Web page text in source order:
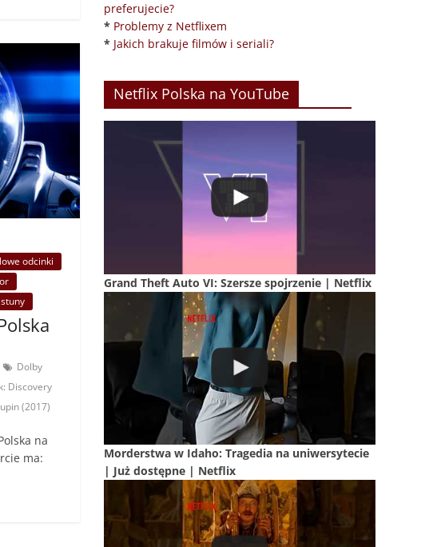
odcinki
Dolby
Discovery
(2017)
na
ma:
preferujecie?
* Problemy z Netflixem
* Jakich brakuje filmów i seriali?
Netflix Polska na YouTube
Grand Theft Auto VI: Szersze spojrzenie | Netflix
Morderstwa w Idaho: Tragedia na uniwersytecie
| Już dostępne | Netflix